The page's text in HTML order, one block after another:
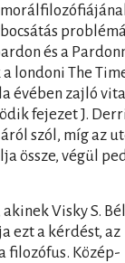
és a
londoni The
évében zajló
fejezet J.
szól, míg az
össze, végül
Visky S.
ezt a kérdést, az
filozófus. Közép-